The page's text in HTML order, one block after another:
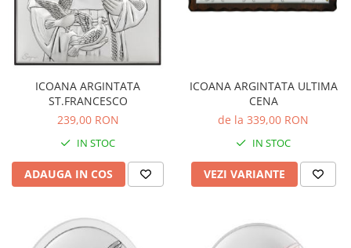
ICOANA ARGINTATA
ST.FRANCESCO
239,00 RON
IN STOC
ADAUGA IN COS
ICOANA ARGINTATA ULTIMA
CENA
de la 339,00 RON
IN STOC
VEZI VARIANTE